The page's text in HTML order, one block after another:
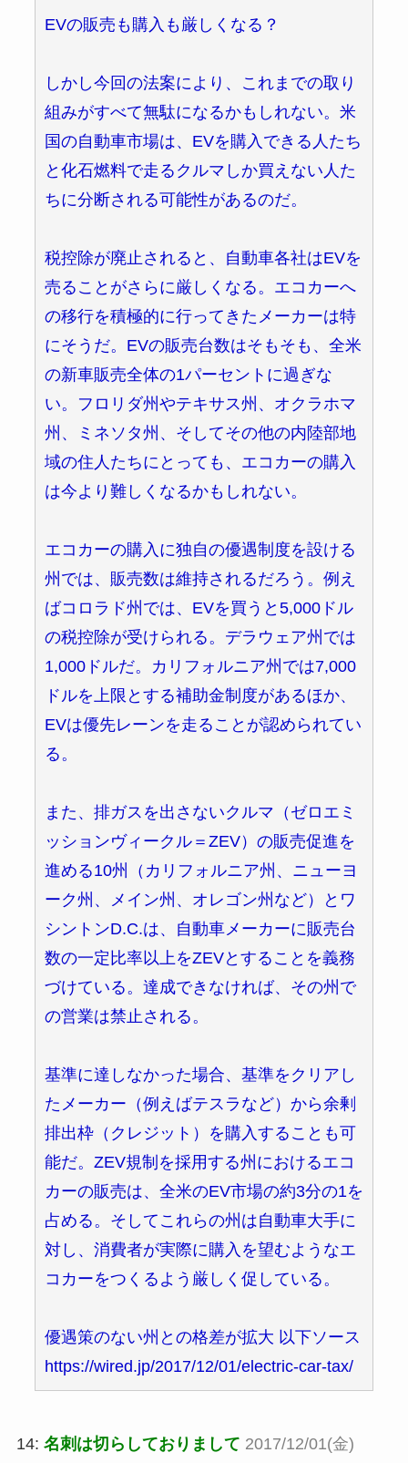
EVの販売も購入も厳しくなる？
しかし今回の法案により、これまでの取り
組みがすべて無駄になるかもしれない。米
国の自動車市場は、EVを購入できる人たち
と化石燃料で走るクルマしか買えない人た
ちに分断される可能性があるのだ。
税控除が廃止されると、自動車各社はEVを
売ることがさらに厳しくなる。エコカーへ
の移行を積極的に行ってきたメーカーは特
にそうだ。EVの販売台数はそもそも、全米
の新車販売全体の1パーセントに過ぎな
い。フロリダ州やテキサス州、オクラホマ
州、ミネソタ州、そしてその他の内陸部地
域の住人たちにとっても、エコカーの購入
は今より難しくなるかもしれない。
エコカーの購入に独自の優遇制度を設ける
州では、販売数は維持されるだろう。例え
ばコロラド州では、EVを買うと5,000ドル
の税控除が受けられる。デラウェア州では
1,000ドルだ。カリフォルニア州では7,000
ドルを上限とする補助金制度があるほか、
EVは優先レーンを走ることが認められてい
る。
また、排ガスを出さないクルマ（ゼロエミ
ッションヴィークル＝ZEV）の販売促進を
進める10州（カリフォルニア州、ニューヨ
ーク州、メイン州、オレゴン州など）とワ
シントンD.C.は、自動車メーカーに販売台
数の一定比率以上をZEVとすることを義務
づけている。達成できなければ、その州で
の営業は禁止される。
基準に達しなかった場合、基準をクリアし
たメーカー（例えばテスラなど）から余剰
排出枠（クレジット）を購入することも可
能だ。ZEV規制を採用する州におけるエコ
カーの販売は、全米のEV市場の約3分の1を
占める。そしてこれらの州は自動車大手に
対し、消費者が実際に購入を望むようなエ
コカーをつくるよう厳しく促している。
優遇策のない州との格差が拡大 以下ソース
https://wired.jp/2017/12/01/electric-car-tax/
14: 名刺は切らしておりまして 2017/12/01(金)